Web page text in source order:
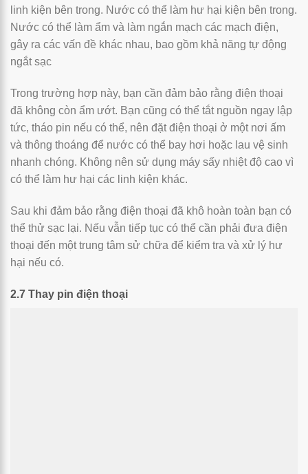
linh kiện bên trong. Nước có thể làm hư hại kiện bên trong.
Nước có thể làm ẩm và làm ngắn mạch các mạch điện,
gây ra các vấn đề khác nhau, bao gồm khả năng tự động
ngắt sạc
Trong trường hợp này, bạn cần đảm bảo rằng điện thoại
đã không còn ẩm ướt. Bạn cũng có thể tắt nguồn ngay lập
tức, tháo pin nếu có thể, nên đặt điện thoại ở một nơi ấm
và thông thoáng để nước có thể bay hơi hoặc lau vệ sinh
nhanh chóng. Không nên sử dụng máy sấy nhiệt độ cao vì
có thể làm hư hại các linh kiện khác.
Sau khi đảm bảo rằng điện thoại đã khô hoàn toàn bạn có
thể thử sạc lại. Nếu vẫn tiếp tục có thể cần phải đưa điện
thoại đến một trung tâm sử chữa để kiểm tra và xử lý hư
hại nếu có.
2.7 Thay pin điện thoại